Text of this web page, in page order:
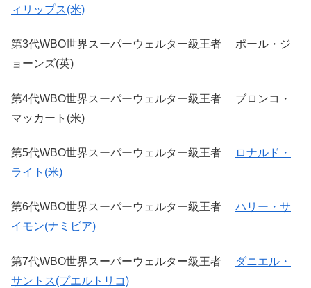
ィリップス(米)
第3代WBO世界スーパーウェルター級王者 ポール・ジ
ョーンズ(英)
第4代WBO世界スーパーウェルター級王者 ブロンコ・
マッカート(米)
第5代WBO世界スーパーウェルター級王者
ロナルド・
ライト(米)
第6代WBO世界スーパーウェルター級王者 ハリー・サ
イモン(ナミビア)
第7代WBO世界スーパーウェルター級王者
ダニエル・
サントス(プエルトリコ)